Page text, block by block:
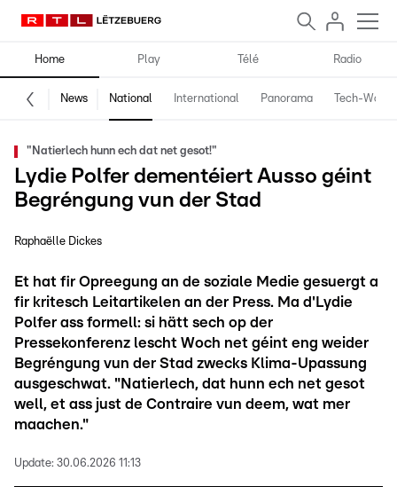
Home Play Télé Radio
News National International Panorama Tech-World
"Natierlech hunn ech dat net gesot!"
Lydie Polfer dementéiert Ausso géint
Begréngung vun der Stad
Raphaëlle Dickes
Et hat fir Opreegung an de soziale Medie gesuergt a
fir kritesch Leitartikelen an der Press. Ma d'Lydie
Polfer ass formell: si hätt sech op der
Pressekonferenz lescht Woch net géint eng weider
Begréngung vun der Stad zwecks Klima-Upassung
ausgeschwat. "Natierlech, dat hunn ech net gesot
well, et ass just de Contraire vun deem, wat mer
maachen."
Update: 30.06.2026 11:13